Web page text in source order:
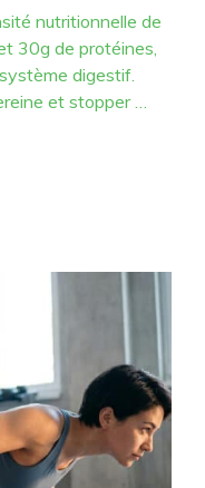
nutritionnelle de
30g de protéines,
digestif.
et stopper …